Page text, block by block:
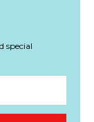
special